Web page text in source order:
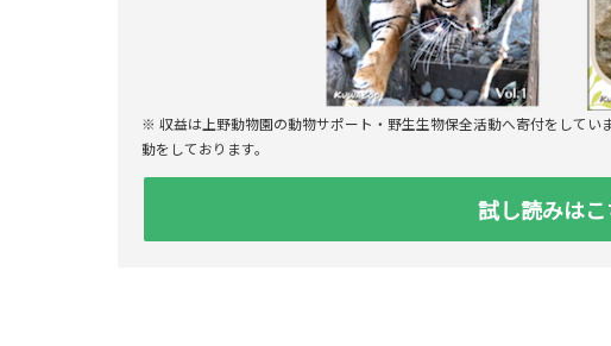
※ 収益は上野動物園の動物サポート・野生生物保全活動へ寄付をして
動をしております。
試し読みは